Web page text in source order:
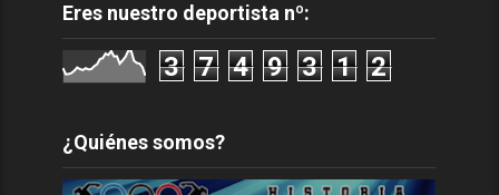
Eres nuestro deportista nº:
3 7 4 9 3 1 2
¿Quiénes somos?